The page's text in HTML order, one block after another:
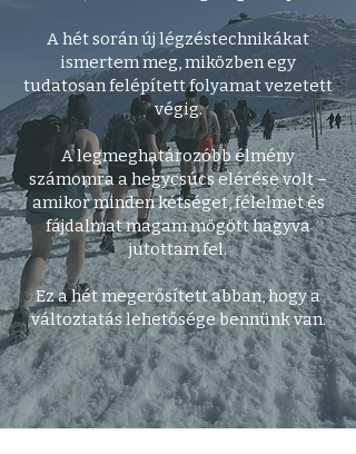
A hét során új légzéstechnikákat
ismertem meg, miközben egy
tudatosan felépített folyamat vezetett
végig.
A legmeghatározóbb élmény
számomra a hegycsúcs elérése volt –
amikor minden kétséget, félelmet és
fájdalmat magam mögött hagyva
jutottam fel.
Ez a hét megerősített abban, hogy a
változtatás lehetősége bennünk van.